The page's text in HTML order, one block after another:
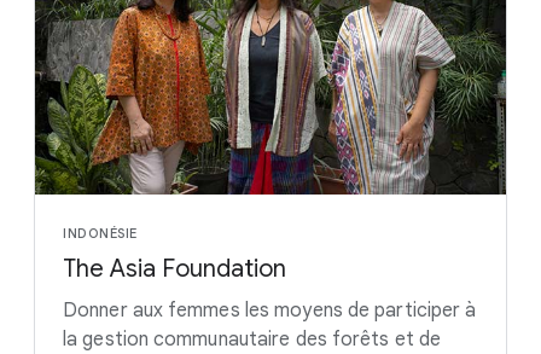
INDONÉSIE
The Asia Foundation
Donner aux femmes les moyens de participer à
la gestion communautaire des forêts et de